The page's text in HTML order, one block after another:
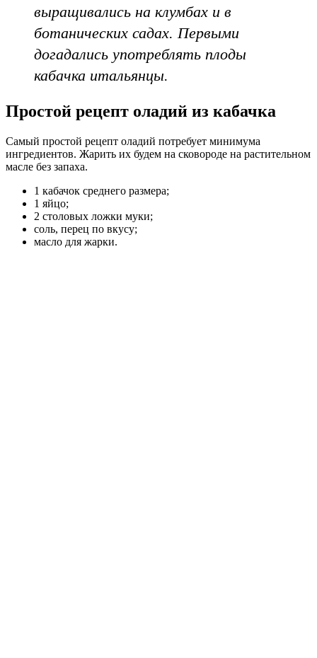
выращивались на клумбах и в
ботанических садах. Первыми
догадались употреблять плоды
кабачка итальянцы.
Простой рецепт оладий из кабачка
Самый простой рецепт оладий потребует минимума
ингредиентов. Жарить их будем на сковороде на растительном
масле без запаха.
1 кабачок среднего размера;
1 яйцо;
2 столовых ложки муки;
соль, перец по вкусу;
масло для жарки.